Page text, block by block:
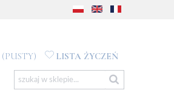
(PUSTY) LISTA ŻYCZEŃ